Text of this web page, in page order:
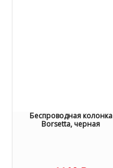
Беспроводная колонка
Borsetta, черная